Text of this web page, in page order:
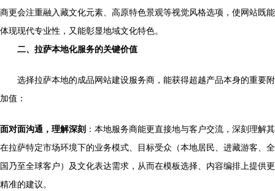
商更会注重融入藏文化元素、高原特色景观等视觉风格选项，使网站既能
体现现代专业性，又能彰显地域文化特色。
二、拉萨本地化服务的关键价值
选择拉萨本地的成品网站建设服务商，能获得超越产品本身的重要附
加值：
面对面沟通，理解深刻 ：本地服务商能更直接地与客户交流，深刻理解其
在拉萨特定市场环境下的业务模式、目标受众（本地居民、进藏游客、全
国乃至全球客户）及文化表达需求，从而在模板选择、内容编排上提供更
精准的建议。